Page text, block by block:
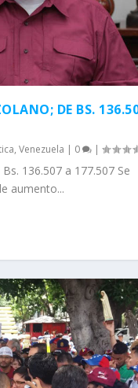
DE BS.
,Venezuela | 0 |
136.507 a 177.507 Se
aumento...